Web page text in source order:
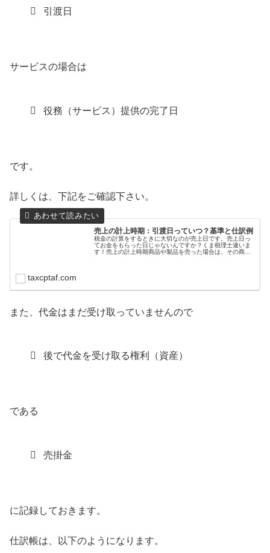
引渡日
サービスの場合は
役務（サービス）提供の完了日
です。
詳しくは、下記をご確認下さい。
売上の計上時期：引渡日っていつ？基準と仕訳例
税金の計算をするときに大切なのが売上日です。売上日っ
てお金をもらった日じゃないんですか？くま税理士違いま
す！売上の計上時期商品や製品を売った場合は、その商品
taxcptaf.com
また、代金はまだ受け取っていませんので
後で代金を受け取る権利（資産）
である
売掛金
に記録しておきます。
仕訳帳は、以下のようになります。